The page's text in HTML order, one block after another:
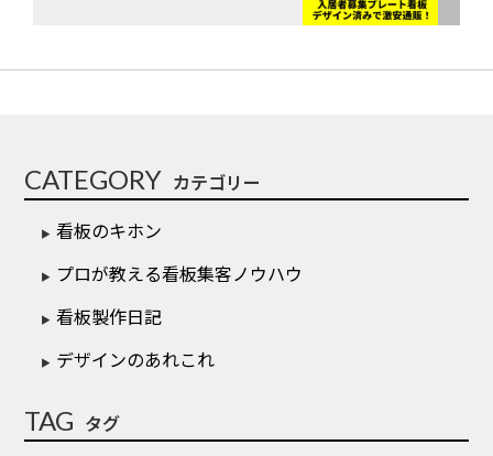
CATEGORY カテゴリー
看板のキホン
プロが教える看板集客ノウハウ
看板製作日記
デザインのあれこれ
TAG タグ